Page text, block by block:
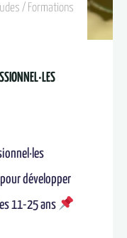
/ Formations
développer
11-25 ans